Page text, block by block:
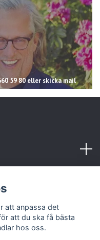
59 80 eller skicka mail
att anpassa det
att du ska få bästa
hos oss.